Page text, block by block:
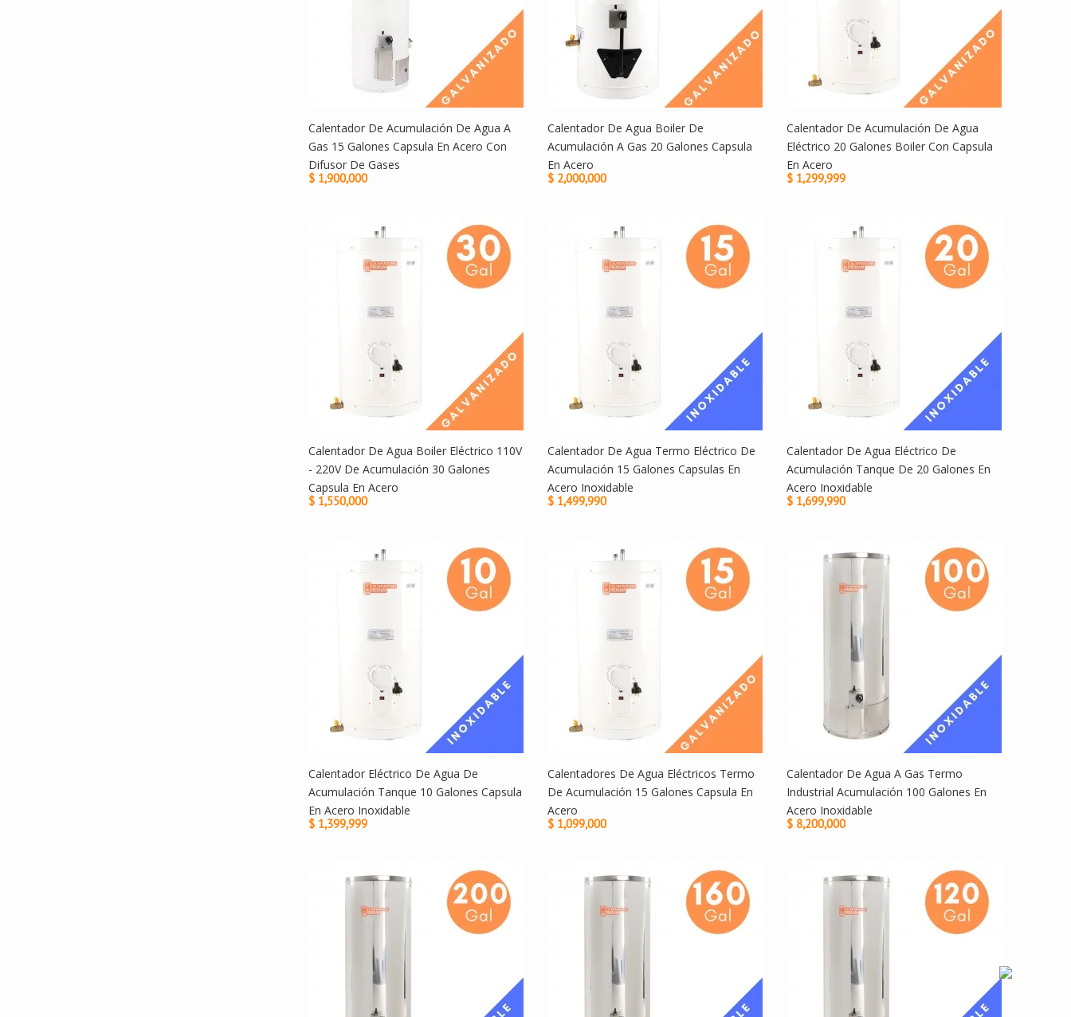
Calentador De Acumulación De Agua A
Gas 15 Galones Capsula En Acero Con
Difusor De Gases
$ 1,900,000
Calentador De Agua Boiler De
Acumulación A Gas 20 Galones Capsula
En Acero
$ 2,000,000
Calentador De Acumulación De Agua
Eléctrico 20 Galones Boiler Con Capsula
En Acero
$ 1,299,999
Calentador De Agua Boiler Eléctrico 110V
- 220V De Acumulación 30 Galones
Capsula En Acero
$ 1,550,000
Calentador De Agua Termo Eléctrico De
Acumulación 15 Galones Capsulas En
Acero Inoxidable
$ 1,499,990
Calentador De Agua Eléctrico De
Acumulación Tanque De 20 Galones En
Acero Inoxidable
$ 1,699,990
Calentador Eléctrico De Agua De
Acumulación Tanque 10 Galones Capsula
En Acero Inoxidable
$ 1,399,999
Calentadores De Agua Eléctricos Termo
De Acumulación 15 Galones Capsula En
Acero
$ 1,099,000
Calentador De Agua A Gas Termo
Industrial Acumulación 100 Galones En
Acero Inoxidable
$ 8,200,000